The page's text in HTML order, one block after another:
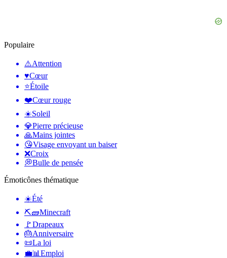
Populaire
⚠️Attention
♥️Cœur
⭐Étoile
❤️Cœur rouge
☀️Soleil
💎Pierre précieuse
🙏Mains jointes
😘Visage envoyant un baiser
❌Croix
💭Bulle de pensée
Émoticônes thématique
☀️Été
⛏🧱Minecraft
🚩Drapeaux
🎂Anniversaire
📜La loi
💼📊 Emploi